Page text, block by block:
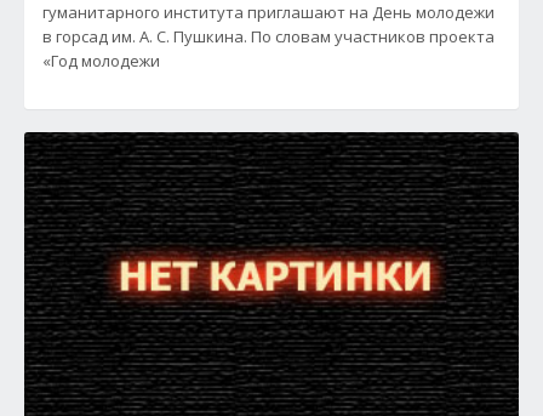
гуманитарного института приглашают на День молодежи
в горсад им. А. С. Пушкина. По словам участников проекта
«Год молодежи